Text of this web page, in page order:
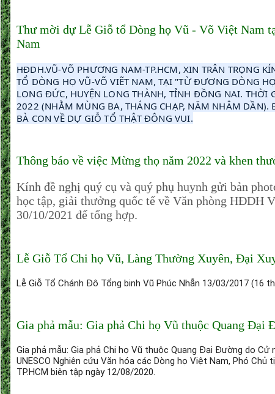
Thư mời dự Lễ Giỗ tổ Dòng họ Vũ - Võ Việt Nam
Nam
HĐDH.VŨ-VÕ PHƯƠNG NAM-TP.HCM, XIN TRÂN TRỌNG
TỔ DÒNG HỌ VŨ-VÕ VIẼT NAM, TẠI "TỪ ĐƯƠNG DÒNG
LONG ĐỨC, HUYỆN LONG THÀNH, TỈNH ĐỒNG NAI. THỜI
2022 (NHẰM MÙNG BA, THÁNG CHẠP, NĂM NHÂM DẦN).
BÀ CON VỀ DỰ GIỖ TỔ THẬT ĐÔNG VUI.
Thông báo về việc Mừng thọ năm 2022 và khen
Kính đề nghị quý cụ và quý phụ huynh gửi bản
học tập, giải thưởng quốc tế về Văn phòng HĐDH
30/10/2021 để tổng hợp.
Lễ Giỗ Tổ Chi họ Vũ, Làng Thường Xuyên, Đại
Lễ Giỗ Tổ Chánh Đô Tổng binh Vũ Phúc Nhẫn 13/03/2017 (16
Gia phả mẫu: Gia phả Chi họ Vũ thuộc Quang Đại
Gia phả mẫu: Gia phả Chi họ Vũ thuộc Quang Đại Đường do Cử
UNESCO Nghiên cứu Văn hóa các Dòng họ Việt Nam, Phó
TP.HCM biên tập ngày 12/08/2020.